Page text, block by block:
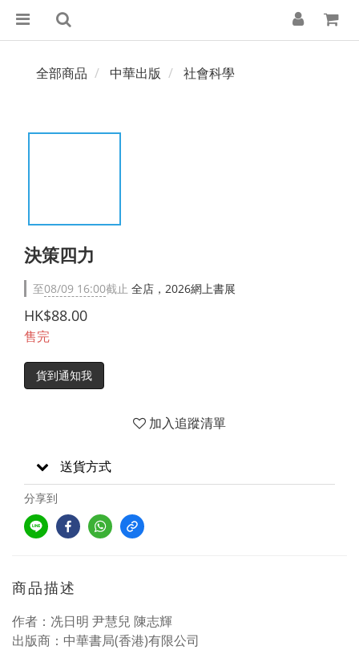
全部商品 中華出版 社會科學
決策四力
至08/09 16:00截止 全店，2026網上書展
HK$88.00
售完
貨到通知我
加入追蹤清單
送貨方式
分享到
商品描述
作者：冼日明 尹慧兒 陳志輝
出版商：中華書局(香港)有限公司